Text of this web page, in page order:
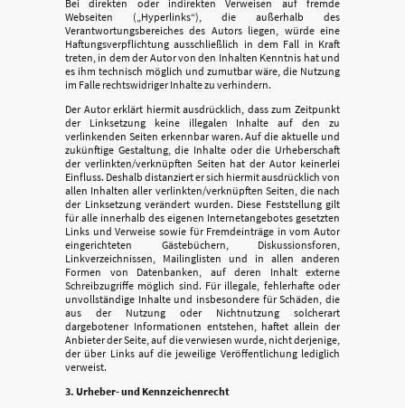
Bei direkten oder indirekten Verweisen auf fremde
Webseiten („Hyperlinks“), die außerhalb des
Verantwortungsbereiches des Autors liegen, würde eine
Haftungsverpflichtung ausschließlich in dem Fall in Kraft
treten, in dem der Autor von den Inhalten Kenntnis hat und
es ihm technisch möglich und zumutbar wäre, die Nutzung
im Falle rechtswidriger Inhalte zu verhindern.
Der Autor erklärt hiermit ausdrücklich, dass zum Zeitpunkt
der Linksetzung keine illegalen Inhalte auf den zu
verlinkenden Seiten erkennbar waren. Auf die aktuelle und
zukünftige Gestaltung, die Inhalte oder die Urheberschaft
der verlinkten/verknüpften Seiten hat der Autor keinerlei
Einfluss. Deshalb distanziert er sich hiermit ausdrücklich von
allen Inhalten aller verlinkten/verknüpften Seiten, die nach
der Linksetzung verändert wurden. Diese Feststellung gilt
für alle innerhalb des eigenen Internetangebotes gesetzten
Links und Verweise sowie für Fremdeinträge in vom Autor
eingerichteten Gästebüchern, Diskussionsforen,
Linkverzeichnissen, Mailinglisten und in allen anderen
Formen von Datenbanken, auf deren Inhalt externe
Schreibzugriffe möglich sind. Für illegale, fehlerhafte oder
unvollständige Inhalte und insbesondere für Schäden, die
aus der Nutzung oder Nichtnutzung solcherart
dargebotener Informationen entstehen, haftet allein der
Anbieter der Seite, auf die verwiesen wurde, nicht derjenige,
der über Links auf die jeweilige Veröffentlichung lediglich
verweist.
3. Urheber- und Kennzeichenrecht